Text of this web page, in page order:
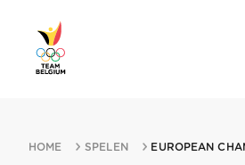
HOME SPELEN